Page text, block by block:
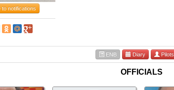
to notifications
ENB Diary Pilots
OFFICIALS